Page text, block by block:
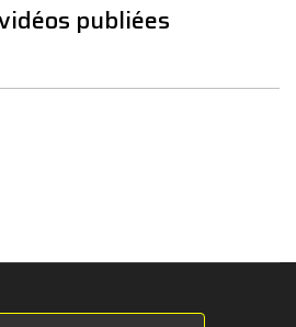
publiées